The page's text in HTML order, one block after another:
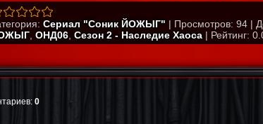
: Сериал "Соник ЙОЖЫГ" | Просмотров: 94 |
ОНД06 Сезон 2 - Наследие Хаоса | Рейтинг:
: 0